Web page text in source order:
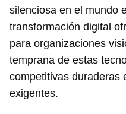
silenciosa en el mundo
transformación digital
para organizaciones
temprana de estas
competitivas duraderas
exigentes.